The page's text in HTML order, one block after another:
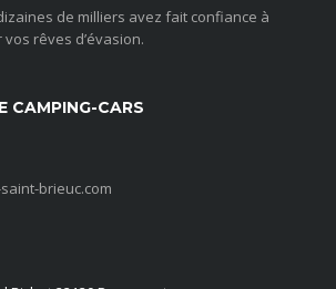
de milliers avez fait confiance à
rêves d’évasion.
CAMPING-CARS
brieuc.com